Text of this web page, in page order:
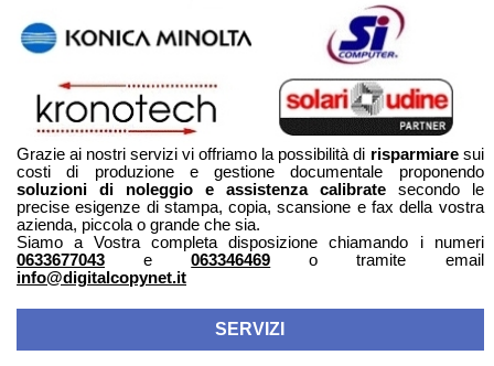
Grazie ai nostri servizi vi offriamo la possibilità di risparmiaresui
costi di produzione e gestione documentale proponendo
soluzioni di noleggio e assistenza calibratesecondo le
precise esigenze di stampa, copia, scansione e fax della vostra
azienda, piccola o grande che sia.
Siamo a Vostra completa disposizione chiamando i numeri
0633677043 e063346469 o tramite email
info@digitalcopynet.it
SERVIZI